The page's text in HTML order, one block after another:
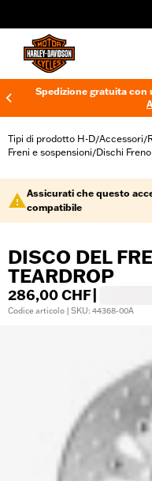
Spedizione gratuita
Tipi di prodotto H-D/Accessori/
Freni e sospensioni/Dischi Freno
Assicurati che questo
compatibile
DISCO DEL
TEARDROP
286,00 CHF
Codice articolo | SKU: 44368-00A